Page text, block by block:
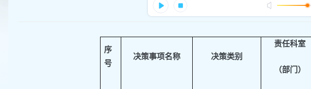
序
号
决策事项名称 决策类别
责任科室
（部门）